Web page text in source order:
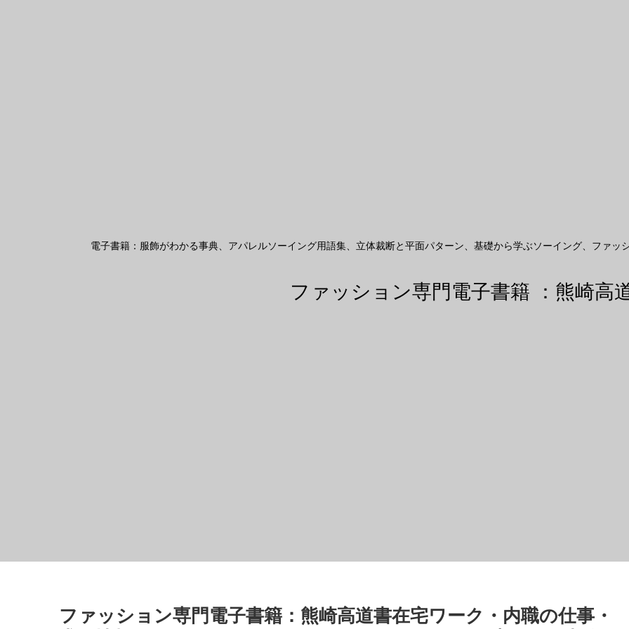
電子書籍：服飾がわかる事典、アパレルソーイング用語集、立体裁断と平面パターン、基礎から学ぶソーイング、ファッ
ファッション専門電子書籍 ：熊崎高
ファッション専門電子書籍：熊崎高道書在宅ワーク・内職の仕事・